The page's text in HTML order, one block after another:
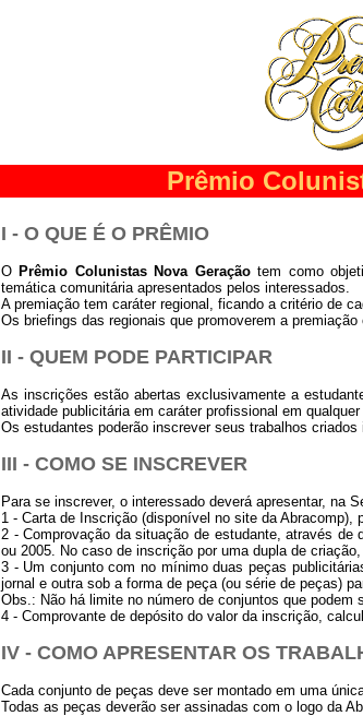
Prêmio
I - O QUE É O PRÊMIO
O Prêmio Colunistas Nova Geraçãotem como
temática comunitária apresentados pelos interessados.
A premiação tem caráter regional, ficando a critério de
Os briefings das regionais que promoverem a
II - QUEM PODE PARTICIPAR
As inscrições estão abertas exclusivamente a
atividade publicitária em caráter profissional em
Os estudantes poderão inscrever seus trabalhos
III - COMO SE INSCREVER
Para se inscrever, o interessado deverá apresentar, na
1 - Carta de Inscrição (disponível no site da Abracomp),
2 - Comprovação da situação de estudante, através
ou 2005. No caso de inscrição por uma dupla de
3 - Um conjunto com no mínimo duas peças
jornal e outra sob a forma de peça (ou série de peças)
Obs.: Não há limite no número de conjuntos que
4 - Comprovante de depósito do valor da inscrição,
IV - COMO APRESENTAR OS
Cada conjunto de peças deve ser montado em uma
Todas as peças deverão ser assinadas com o logo da